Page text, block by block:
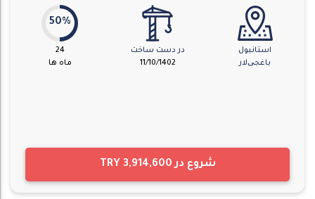
استانبول
باغجی‌لار
در دست ساخت
11/10/1402
50%
24
ماه ها
شروع در TRY 3,914,600